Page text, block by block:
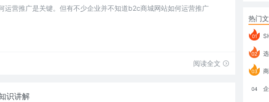
运营推广是关键。但有不少企业并不知道b2c商城网站如何运营推广
阅读全文
识讲解
热门
01
02
03
04